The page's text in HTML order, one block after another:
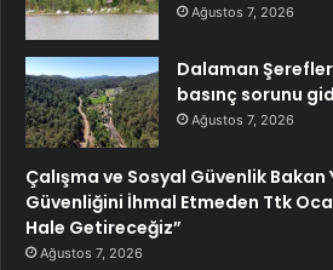
Ağustos 7, 2026
Dalaman
basınç sorunu
Ağustos 7, 2026
Çalışma ve Sosyal Güvenlik Bakan
Güvenliğini İhmal Etmeden Ttk
Hale Getireceğiz”
Ağustos 7, 2026